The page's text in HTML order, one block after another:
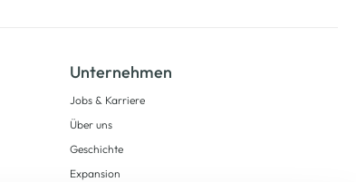
Unternehmen
Jobs & Karriere
Über uns
Geschichte
Expansion